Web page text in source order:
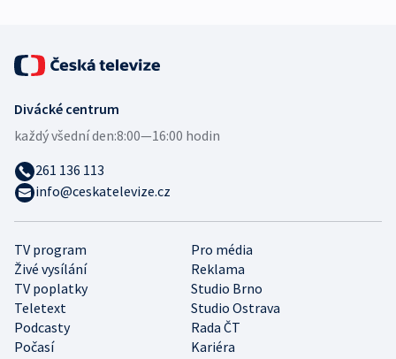
TV program
Pro média
Živé vysílání
Reklama
TV poplatky
Studio Brno
Teletext
Studio Ostrava
Podcasty
Rada ČT
Počasí
Kariéra
Divácké centrum
každý všední den:8:00—16:00 hodin
261 136 113
info@ceskatelevize.cz